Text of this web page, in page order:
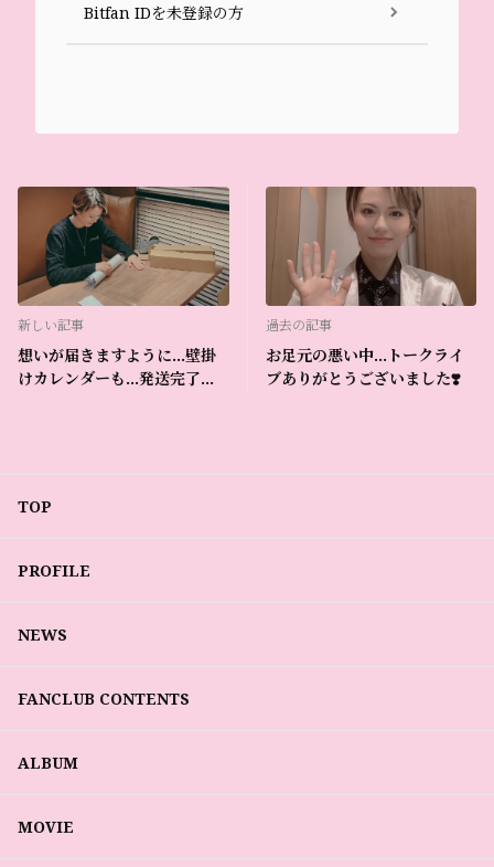
Bitfan IDを未登録の方
新しい記事
想いが届きますように…壁掛
けカレンダーも…発送完了致
過去の記事
お足元の悪い中…トークライ
ブありがとうございました❣️
TOP
PROFILE
NEWS
FANCLUB CONTENTS
ALBUM
MOVIE